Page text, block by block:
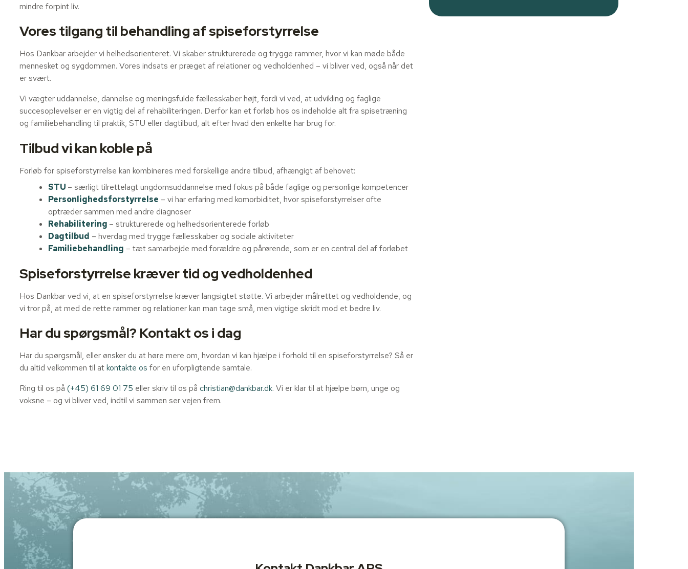
mindre forpint liv.
Vores tilgang til behandling af spiseforstyrrelse
Hos Dankbar arbejder vi helhedsorienteret. Vi skaber strukturerede og trygge rammer, hvor vi kan møde både
mennesket og sygdommen. Vores indsats er præget af relationer og vedholdenhed – vi bliver ved, også når det
er svært.
Vi vægter uddannelse, dannelse og meningsfulde fællesskaber højt, fordi vi ved, at udvikling og faglige
succesoplevelser er en vigtig del af rehabiliteringen. Derfor kan et forløb hos os indeholde alt fra spisetræning
og familiebehandling til praktik, STU eller dagtilbud, alt efter hvad den enkelte har brug for.
Tilbud vi kan koble på
Forløb for spiseforstyrrelse kan kombineres med forskellige andre tilbud, afhængigt af behovet:
STU – særligt tilrettelagt ungdomsuddannelse med fokus på både faglige og personlige kompetencer
Personlighedsforstyrrelse – vi har erfaring med komorbiditet, hvor spiseforstyrrelser ofte
optræder sammen med andre diagnoser
Rehabilitering – strukturerede og helhedsorienterede forløb
Dagtilbud – hverdag med trygge fællesskaber og sociale aktiviteter
Familiebehandling – tæt samarbejde med forældre og pårørende, som er en central del af forløbet
Spiseforstyrrelse kræver tid og vedholdenhed
Hos Dankbar ved vi, at en spiseforstyrrelse kræver langsigtet støtte. Vi arbejder målrettet og vedholdende, og
vi tror på, at med de rette rammer og relationer kan man tage små, men vigtige skridt mod et bedre liv.
Har du spørgsmål? Kontakt os i dag
Har du spørgsmål, eller ønsker du at høre mere om, hvordan vi kan hjælpe i forhold til en spiseforstyrrelse? Så er
du altid velkommen til atkontakte os for en uforpligtende samtale.
Ring til os på (+45) 61 69 01 75 eller skriv til os på christian@dankbar.dk. Vi er klar til at hjælpe børn, unge og
voksne – og vi bliver ved, indtil vi sammen ser vejen frem.